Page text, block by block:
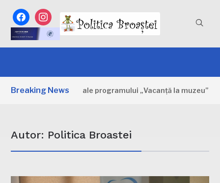
facebookinstagram
Breaking News
Primele zile ale programului „Vacanță la muzeu” 2
Autor: Politica Broastei